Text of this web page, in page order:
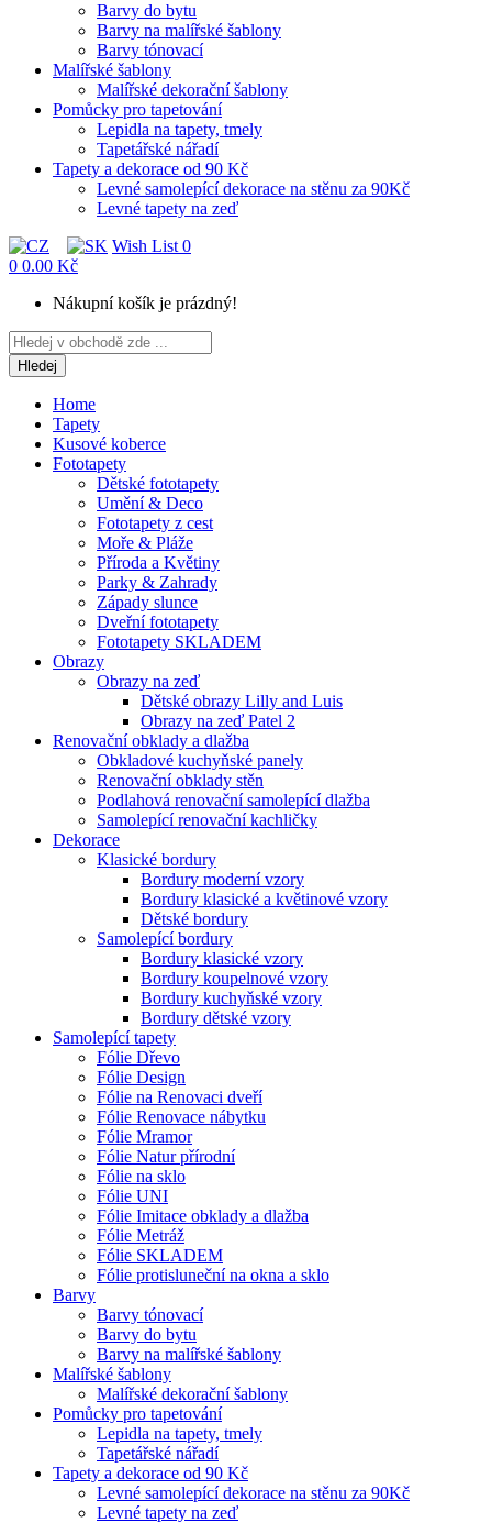
Barvy do bytu
Barvy na malířské šablony
Barvy tónovací
Malířské šablony
Malířské dekorační šablony
Pomůcky pro tapetování
Lepidla na tapety, tmely
Tapetářské nářadí
Tapety a dekorace od 90 Kč
Levné samolepící dekorace na stěnu za 90Kč
Levné tapety na zeď
Wish List 0
0 0.00 Kč
Nákupní košík je prázdný!
Hledej
Home
Tapety
Kusové koberce
Fototapety
Dětské fototapety
Umění & Deco
Fototapety z cest
Moře & Pláže
Příroda a Květiny
Parky & Zahrady
Západy slunce
Dveřní fototapety
Fototapety SKLADEM
Obrazy
Obrazy na zeď
Dětské obrazy Lilly and Luis
Obrazy na zeď Patel 2
Renovační obklady a dlažba
Obkladové kuchyňské panely
Renovační obklady stěn
Podlahová renovační samolepící dlažba
Samolepící renovační kachličky
Dekorace
Klasické bordury
Bordury moderní vzory
Bordury klasické a květinové vzory
Dětské bordury
Samolepící bordury
Bordury klasické vzory
Bordury koupelnové vzory
Bordury kuchyňské vzory
Bordury dětské vzory
Samolepící tapety
Fólie Dřevo
Fólie Design
Fólie na Renovaci dveří
Fólie Renovace nábytku
Fólie Mramor
Fólie Natur přírodní
Fólie na sklo
Fólie UNI
Fólie Imitace obklady a dlažba
Fólie Metráž
Fólie SKLADEM
Fólie protisluneční na okna a sklo
Barvy
Barvy tónovací
Barvy do bytu
Barvy na malířské šablony
Malířské šablony
Malířské dekorační šablony
Pomůcky pro tapetování
Lepidla na tapety, tmely
Tapetářské nářadí
Tapety a dekorace od 90 Kč
Levné samolepící dekorace na stěnu za 90Kč
Levné tapety na zeď